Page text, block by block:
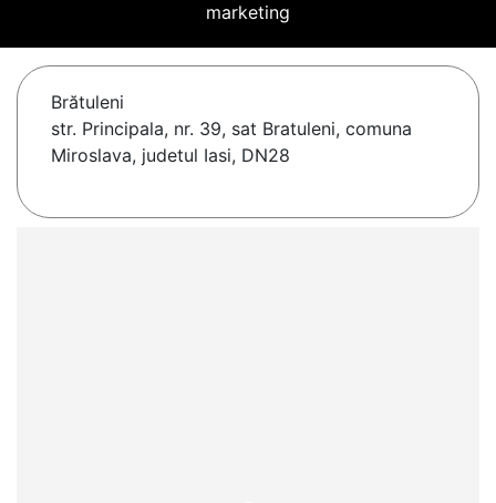
marketing
Brătuleni
str. Principala, nr. 39, sat Bratuleni, comuna
Miroslava, judetul Iasi, DN28